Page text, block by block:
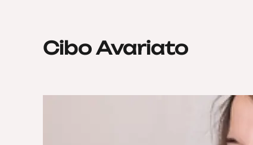
Cibo Avariato